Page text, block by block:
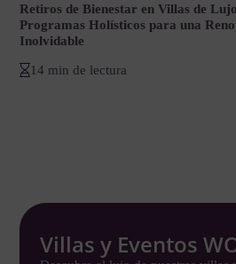
Retiros de Bienestar en Villas de
Programas Holísticos para una
Inolvidable
14 min de lectura
Villas y Eventos